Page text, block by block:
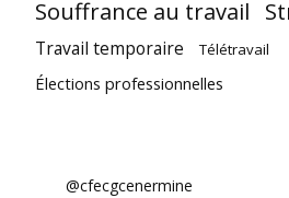
Souffrance au travail
Travail temporaire Télétravail
Élections professionnelles
@cfecgcenermine